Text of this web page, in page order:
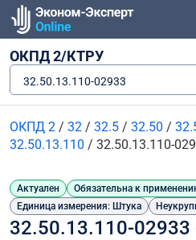
ОКПД 2/КТРУ
32.50.13.110-02933
ОКПД 2 / 32 / 32.5 / 32.50 /
32.50.13.110 / 32.50.13.110-
Актуален
Обязательна к
Единица измерения: Штука
32.50.13.110-02933